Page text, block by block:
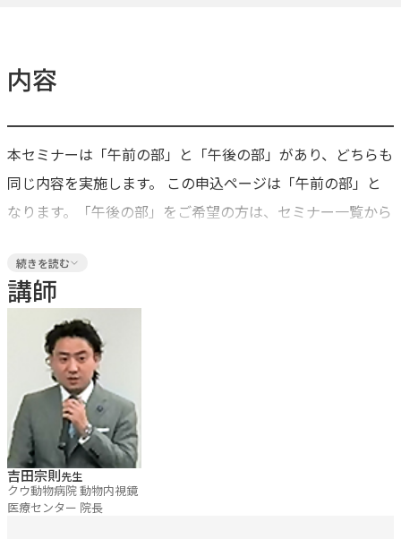
内容
本セミナーは「午前の部」と「午後の部」があり、どちらも
同じ内容を実施します。 この申込ページは「午前の部」と
なります。「午後の部」をご希望の方は、セミナー一覧から
■開催スケジュール [講義]webにて事前視聴 腹腔鏡下不妊
化手術の総論 腹腔鏡下不妊化手術の各論と手技 腹腔鏡下手
術の麻酔と気腹 トロッカーの挿入方法 器具の使い方
[実習]会場にて実習開催 ・講師によるデモンストレーション
エネルギーデバイスの使い方
・子宮周囲組織の処理（※豚の子宮使用） ・豚の臓器を使
った臨床手技実習
続きを読む
講師
吉田宗則先生
クウ動物病院 動物内視鏡
医療センター 院長